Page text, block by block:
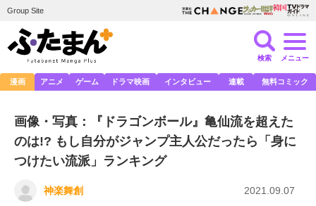
Group Site
検索 メニュー
漫画 アニメ ゲーム ドラマ映画 インタビュー 連載 無料コミック
画像・写真：『ドラゴンボール』亀仙流を超えた
のは!? もし自分がジャンプ主人公だったら「身に
つけたい流派」ランキング
神楽舞創 2021.09.07